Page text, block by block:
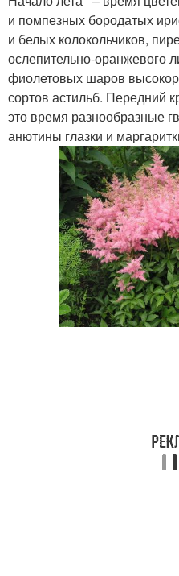
и помпезных бородатых
и белых колокольчиков,
ослепительно-оранжевого
фиолетовых шаров
сортов астильб. Передний
это время разнообразные
анютины глазки и